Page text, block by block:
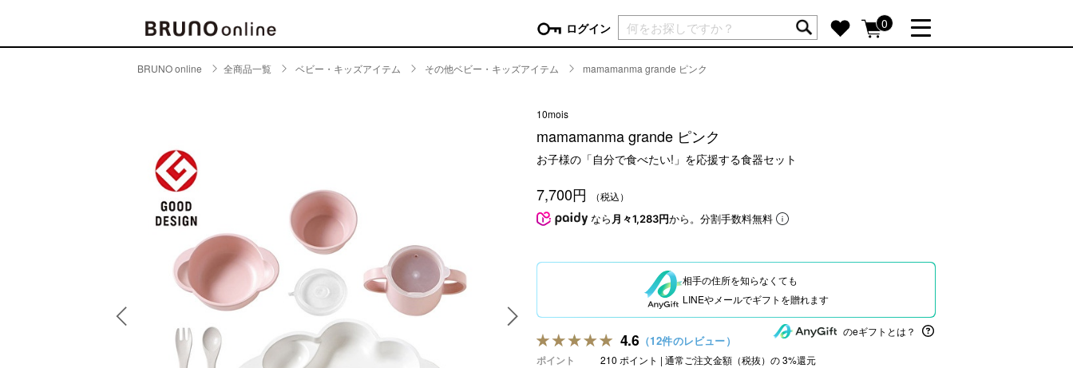
ログイン
ログイン
新規会員登録
0
現在カートには商品が入っていません。
MILESTO
ブランド一覧
店舗一覧
CONTENTS
特集一覧
ランキング
コラム
キッチンツール
キッチンファブリック
インテリア
家具・収納
ファブリック
ピクニックアイテム
ランチボックス・弁当箱
ランチバッグ・クーラートート
水筒
スキンケア・フェイスケア
ボディケア
アロマ
母の日ギフト
more
SUPPORT
ご利用案内
BRUNO online 全商品一覧 ベビー・キッズアイテム その他ベビー・キッズアイテム mamamanma grande ピンク
10mois
mamamanma grande ピンク
お子様の「自分で食べたい!」を応援する食器セット
7,700円 （税込）
なら 月々1,283円から。分割手数料無料
相手の住所を知らなくても
LINEやメールでギフトを贈れます
のeギフトとは？
4.6 （12件のレビュー）
ポイント 210 ポイント | 通常ご注文金額（税抜）の3%還元